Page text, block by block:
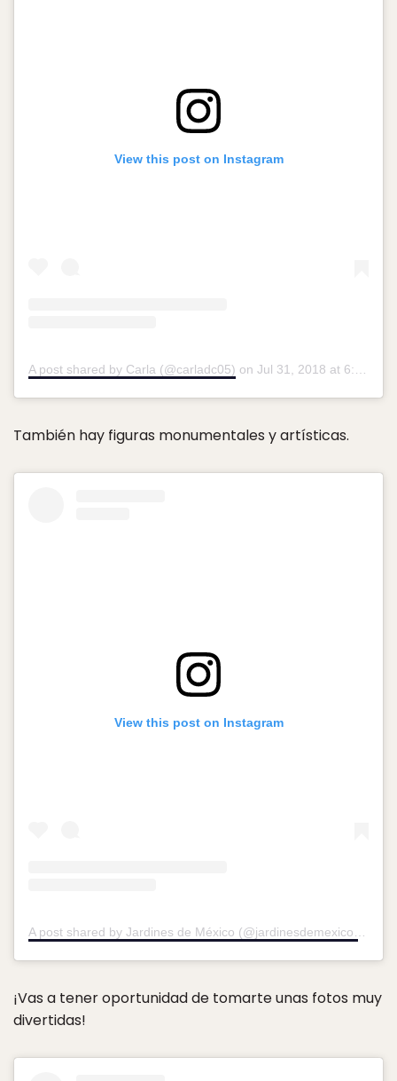
View this post on Instagram
A post shared by Carla (@carladc05) on Jul 31, 2018 at 6:41pm PDT
También hay figuras monumentales y artísticas.
View this post on Instagram
A post shared by Jardines de México (@jardinesdemexico)on
¡Vas a tener oportunidad de tomarte unas fotos muy
divertidas!